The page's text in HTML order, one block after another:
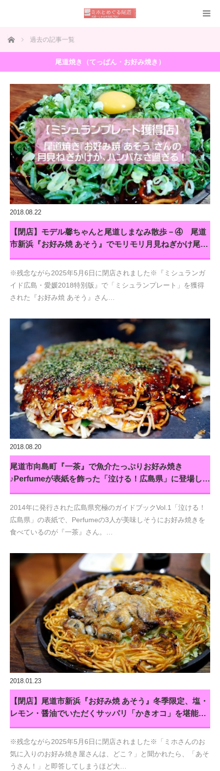
ホーム 過去の記事一覧
尾道焼き（てっぱん・お好み焼き）
2018.08.22
【閉店】モデル馨ちゃんと尾道しまなみ散歩－④ 尾道
市新浜『お好み焼 あそう』でモリモリ月見ねぎかけ尾…
※残念ながら2025年5月6日に閉店されました※『ミシュランガ
イド広島・愛媛2018特別版』で「ミシュランプレート」を獲得
された『お好み焼 あそう』さん…
2018.08.20
尾道市向島町『一茶』で魚介たっぷりお好み焼き
♪Perfumeが表紙を飾った「泣ける！広島県」に登場し…
2014年に発行された広島県究極のガイドブックVol.1「泣ける！
広島県」の表紙で、Perfumeの3人が美味しそうにお好み焼きを
食べているのが『一茶』さん。…
2018.01.23
【閉店】尾道市新浜『お好み焼 あそう』冬季限定、塩・
レモン・醤油でいただくサッパリ「かきオコ」を堪能…
※残念ながら2025年5月6日に閉店されました※「ミホさんのお
気に入りのお好み焼き屋さんは、どこ？」と聞かれたら、「あそ
うさん！」と即答してしまうほど大…